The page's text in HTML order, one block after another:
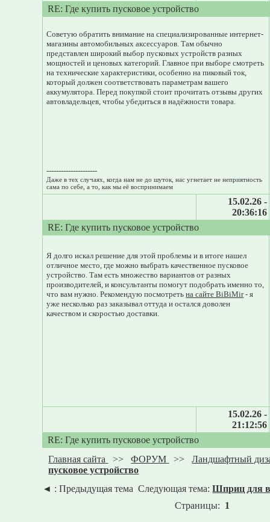
RE: Где купить пусковое устройство
Советую обратить внимание на специализированные интернет-
магазины автомобильных аксессуаров. Там обычно
представлен широкий выбор пусковых устройств разных
мощностей и ценовых категорий. Главное при выборе смотреть
на технические характеристики, особенно на пиковый ток,
который должен соответствовать параметрам вашего
аккумулятора. Перед покупкой стоит прочитать отзывы других
автовладельцев, чтобы убедиться в надёжности товара.
---------------------
Даже в тех случаях, когда нам не до шуток, нас угнетает не неприятность
сама по себе, а то, как мы её воспринимаем
15.02.26 -
20:36:16
RE: Где купить пусковое устройство
Я долго искал решение для этой проблемы и в итоге нашел
отличное место, где можно выбрать качественное пусковое
устройство. Там есть множество вариантов от разных
производителей, и консультанты помогут подобрать именно то,
что вам нужно. Рекомендую посмотретьна сайте BiBiMir- я
уже несколько раз заказывал оттуда и остался доволен
качеством и скоростью доставки.
15.02.26 -
21:12:56
RE: Где купить пусковое устройство
Главная сайта
>>ФОРУМ >>Ландшафтный
пусковое устройство
◄ : Предыдущая тема Следующая тема:Шприц для
Страницы: 1